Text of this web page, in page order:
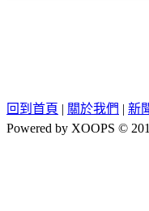
回到首頁 | 關於我們 | 新
Powered by XOOPS ©